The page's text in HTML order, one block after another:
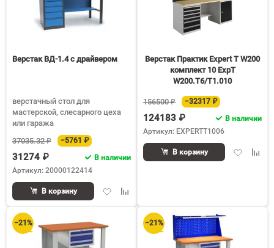
Верстак ВД-1.4 с драйвером
верстачный стол для
мастерской, слесарного цеха
или гаража
37035.32 ₽
−5761 ₽
31274 ₽
В наличии
Артикул: 20000122414
ДобавитьДобавить
сравнению
В корзину
Верстак Практик Expert T W200
комплект 10 ExpT
W200.T6/T1.010
156500 ₽ −32317 ₽
124183 ₽
В наличии
Артикул: EXPERTT1006
Добавить
В корзину
−21% −21%